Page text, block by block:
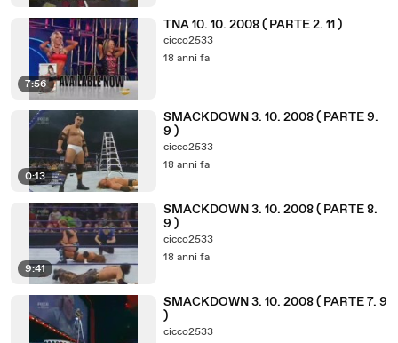
7:56
TNA 10. 10. 2008 ( PARTE 2. 11 )
cicco2533
18 anni fa
0:13
SMACKDOWN 3. 10. 2008 ( PARTE 9.
9 )
cicco2533
18 anni fa
9:41
SMACKDOWN 3. 10. 2008 ( PARTE 8.
9 )
cicco2533
18 anni fa
SMACKDOWN 3. 10. 2008 ( PARTE 7. 9
)
cicco2533